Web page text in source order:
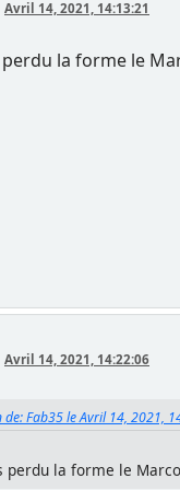
Avril 14, 2021, 14:13:21
la forme le
Avril 14, 2021, 14:22:06
de: Fab35 le Avril 14, 2021,
perdu la forme le